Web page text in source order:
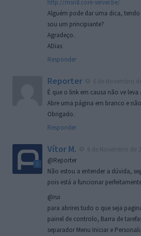
http://msn8.core-server.be/
Alguém pode dar uma dica,
sou um principiante?
Agradeço.
ADias
Responder
Reporter
É que o link em causa não ve
Abre uma página em branco e
Obrigado.
Responder
Vítor M.
@Reporter
Não estou a entender a dúvida,
pois está a funcionar
@rui
para abrires tudo o que seja
painel de controlo, Barra de
separador Menu Iniciar e